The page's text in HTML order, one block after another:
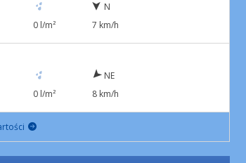
0 l/m²
N
7 km/h
0 l/m²
NE
8 km/h